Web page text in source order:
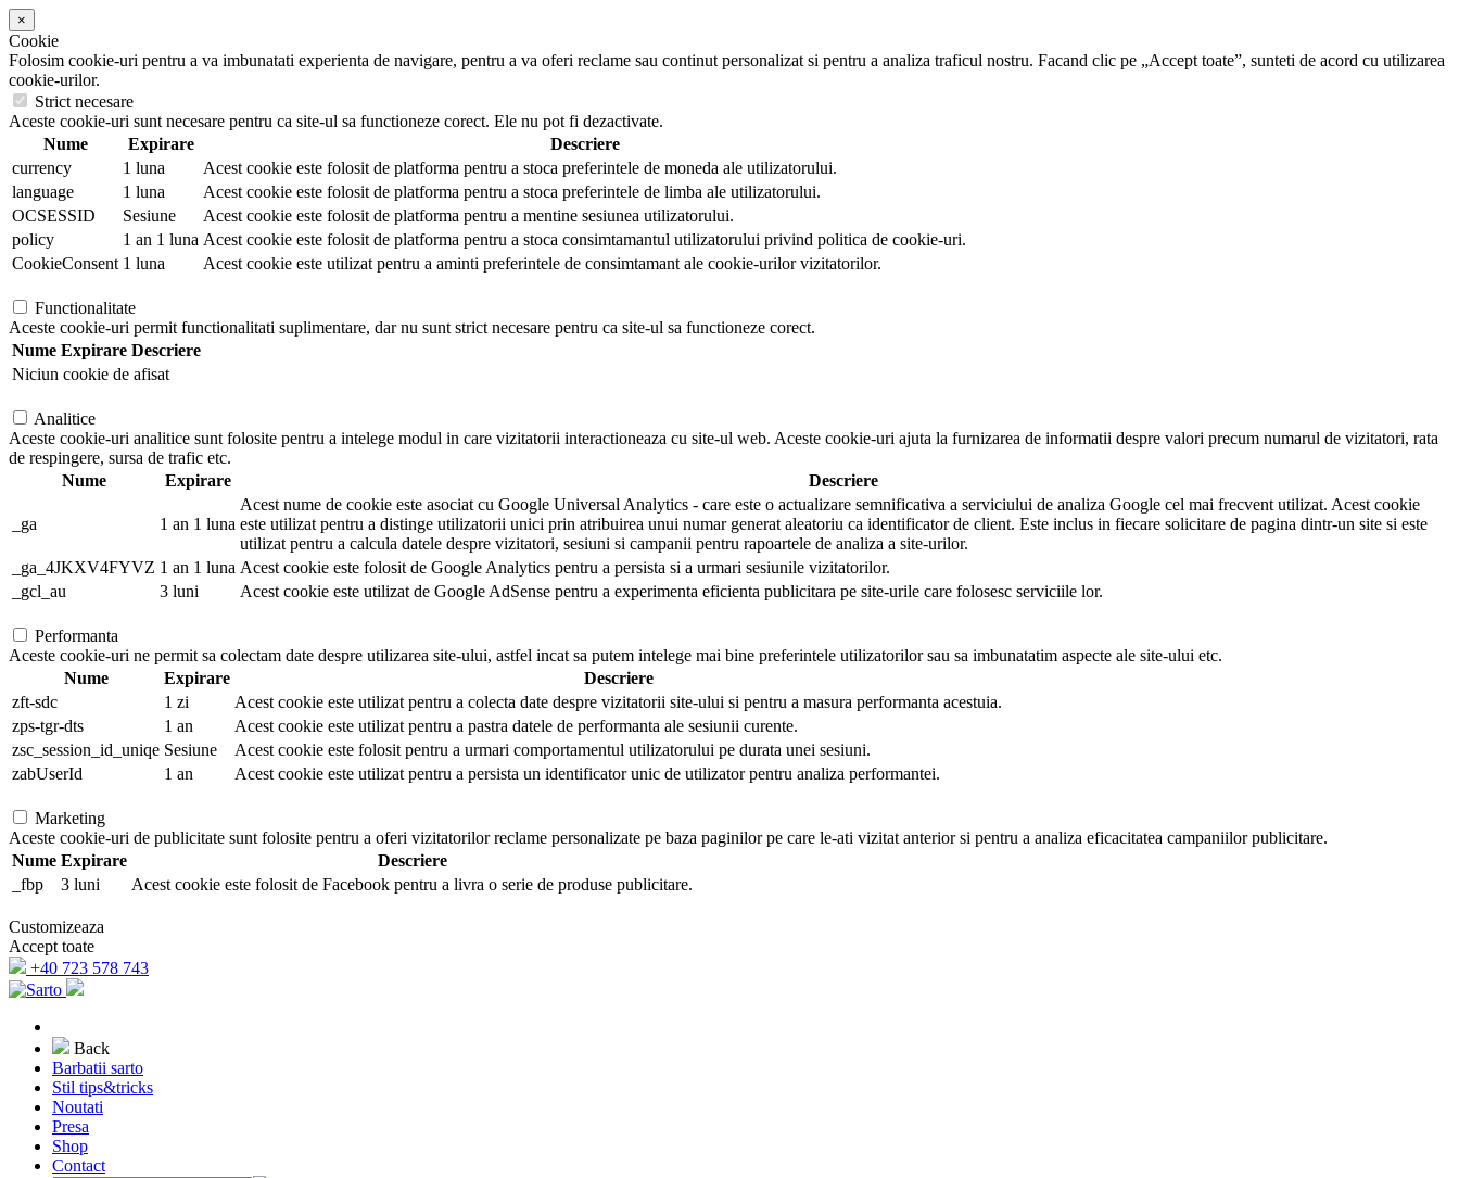
×
Cookie
Folosim cookie-uri pentru a va imbunatati experienta de navigare, pentru a va oferi reclame sau continut personalizat si pentru a analiza traficul nostru. Facand clic pe „Accept toate”, sunteti de acord cu utilizarea
cookie-urilor.
Strict necesare
Aceste cookie-uri sunt necesare pentru ca site-ul sa functioneze corect. Ele nu pot fi dezactivate.
Nume
Expirare
Descriere
currency
1 luna
Acest cookie este folosit de platforma pentru a stoca preferintele de moneda ale utilizatorului.
language
1 luna
Acest cookie este folosit de platforma pentru a stoca preferintele de limba ale utilizatorului.
OCSESSID
Sesiune
Acest cookie este folosit de platforma pentru a mentine sesiunea utilizatorului.
policy
1 an 1 luna Acest cookie este folosit de platforma pentru a stoca consimtamantul utilizatorului privind politica de cookie-uri.
CookieConsent 1 luna Acest cookie este utilizat pentru a aminti preferintele de consimtamant ale cookie-urilor vizitatorilor.
Functionalitate
Aceste cookie-uri permit functionalitati suplimentare, dar nu sunt strict necesare pentru ca site-ul sa functioneze corect.
Nume Expirare Descriere
Niciun cookie de afisat
Analitice
Aceste cookie-uri analitice sunt folosite pentru a intelege modul in care vizitatorii interactioneaza cu site-ul web. Aceste cookie-uri ajuta la furnizarea de informatii despre valori precum numarul de vizitatori, rata
de respingere, sursa de trafic etc.
Nume
Expirare Descriere
_ga 1 an 1 luna
Acest nume de cookie este asociat cu Google Universal Analytics - care este o actualizare semnificativa a serviciului de analiza Google cel mai frecvent utilizat. Acest cookie
este utilizat pentru a distinge utilizatorii unici prin atribuirea unui numar generat aleatoriu ca identificator de client. Este inclus in fiecare solicitare de pagina dintr-un site si este
utilizat pentru a calcula datele despre vizitatori, sesiuni si campanii pentru rapoartele de analiza a site-urilor.
_ga_4JKXV4FYVZ 1 an 1 luna Acest cookie este folosit de Google Analytics pentru a persista si a urmari sesiunile vizitatorilor.
_gcl_au
3 luni Acest cookie este utilizat de Google AdSense pentru a experimenta eficienta publicitara pe site-urile care folosesc serviciile lor.
Performanta
Aceste cookie-uri ne permit sa colectam date despre utilizarea site-ului, astfel incat sa putem intelege mai bine preferintele utilizatorilor sau sa imbunatatim aspecte ale site-ului etc.
Nume
Expirare
Descriere
zft-sdc
1 zi
Acest cookie este utilizat pentru a colecta date despre vizitatorii site-ului si pentru a masura performanta acestuia.
zps-tgr-dts
1 an
Acest cookie este utilizat pentru a pastra datele de performanta ale sesiunii curente.
zsc_session_id_uniqe Sesiune
Acest cookie este folosit pentru a urmari comportamentul utilizatorului pe durata unei sesiuni.
zabUserId
1 an Acest cookie este utilizat pentru a persista un identificator unic de utilizator pentru analiza performantei.
Marketing
Aceste cookie-uri de publicitate sunt folosite pentru a oferi vizitatorilor reclame personalizate pe baza paginilor pe care le-ati vizitat anterior si pentru a analiza eficacitatea campaniilor publicitare.
Nume Expirare
Descriere
_fbp
3 luni Acest cookie este folosit de Facebook pentru a livra o serie de produse publicitare.
Customizeaza
Accept toate
+40 723 578 743
Back
Barbatii sarto
Stil tips&tricks
Noutati
Presa
Shop
Contact